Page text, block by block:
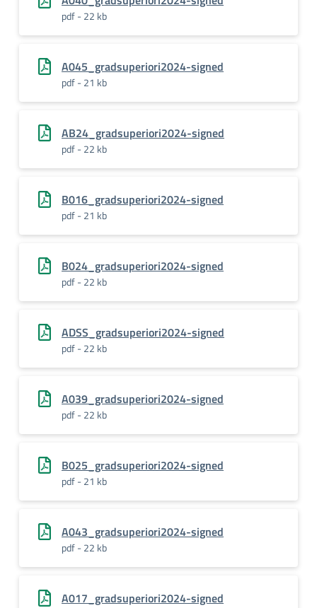
pdf - 22 kb
A045_gradsuperiori2024-signed
pdf - 21 kb
AB24_gradsuperiori2024-signed
pdf - 22 kb
B016_gradsuperiori2024-signed
pdf - 21 kb
B024_gradsuperiori2024-signed
pdf - 22 kb
ADSS_gradsuperiori2024-signed
pdf - 22 kb
A039_gradsuperiori2024-signed
pdf - 22 kb
B025_gradsuperiori2024-signed
pdf - 21 kb
A043_gradsuperiori2024-signed
pdf - 22 kb
A017_gradsuperiori2024-signed